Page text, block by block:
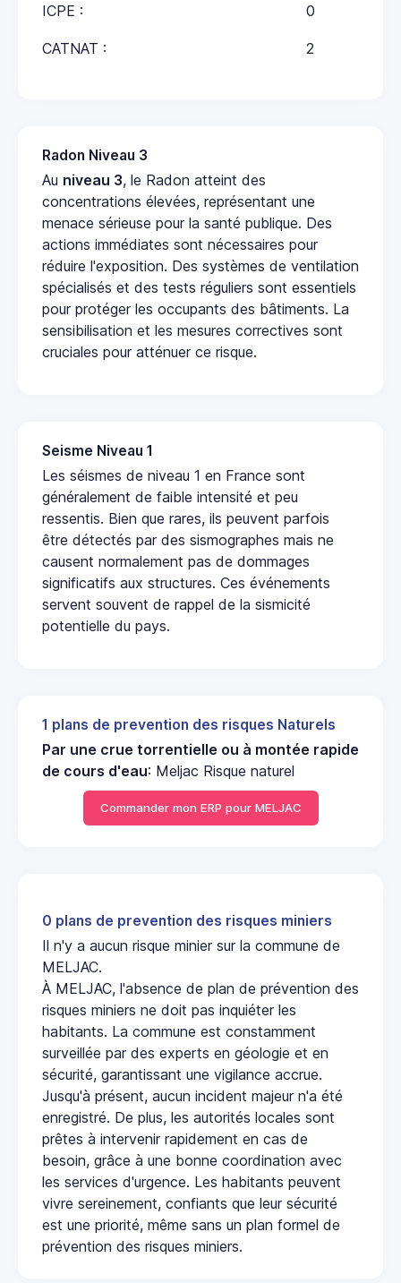
ICPE : 0
CATNAT : 2
Radon Niveau 3
Au niveau 3, le Radon atteint des
concentrations élevées, représentant une
menace sérieuse pour la santé publique. Des
actions immédiates sont nécessaires pour
réduire l'exposition. Des systèmes de ventilation
spécialisés et des tests réguliers sont essentiels
pour protéger les occupants des bâtiments. La
sensibilisation et les mesures correctives sont
cruciales pour atténuer ce risque.
Seisme Niveau 1
Les séismes de niveau 1 en France sont
généralement de faible intensité et peu
ressentis. Bien que rares, ils peuvent parfois
être détectés par des sismographes mais ne
causent normalement pas de dommages
significatifs aux structures. Ces événements
servent souvent de rappel de la sismicité
potentielle du pays.
1 plans de prevention des risques Naturels
Par une crue torrentielle ou à montée rapide
de cours d'eau: Meljac Risque naturel
Commander mon ERP pour MELJAC
0 plans de prevention des risques miniers
Il n'y a aucun risque minier sur la commune de
MELJAC.
À MELJAC, l'absence de plan de prévention des
risques miniers ne doit pas inquiéter les
habitants. La commune est constamment
surveillée par des experts en géologie et en
sécurité, garantissant une vigilance accrue.
Jusqu'à présent, aucun incident majeur n'a été
enregistré. De plus, les autorités locales sont
prêtes à intervenir rapidement en cas de
besoin, grâce à une bonne coordination avec
les services d'urgence. Les habitants peuvent
vivre sereinement, confiants que leur sécurité
est une priorité, même sans un plan formel de
prévention des risques miniers.